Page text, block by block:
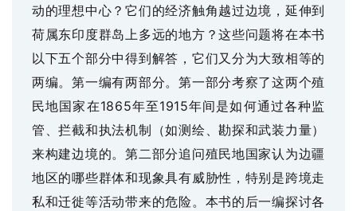
动的理想中心？它们的经济触角越过边境，延伸到
荷属东印度群岛上多远的地方？这些问题将在本书
以下五个部分中得到解答，它们又分为大致相等的
两编。第一编有两部分。第一部分考察了这两个殖
民地国家在1865年至1915年间是如何通过各种监
管、拦截和执法机制（如测绘、勘探和武装力量）
来构建边境的。第二部分追问殖民地国家认为边疆
地区的哪些群体和现象具有威胁性，特别是跨境走
私和迁徙等活动带来的危险。本书的后一编探讨各